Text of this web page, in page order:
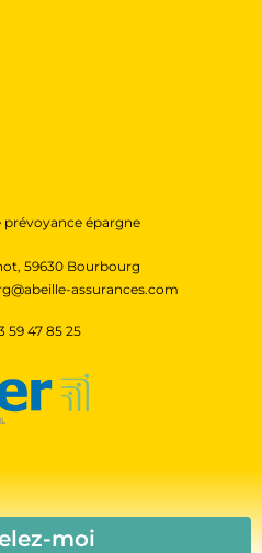
prévoyance épargne
59630 Bourbourg
assurances.com
59 47 85 25
moi